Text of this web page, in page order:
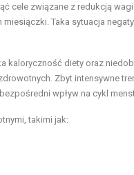
cele związane z redukcją
miesiączki. Taka sytuacja
kaloryczność diety oraz
Zbyt intensywne
bezpośredni wpływ na cykl
takimi jak: